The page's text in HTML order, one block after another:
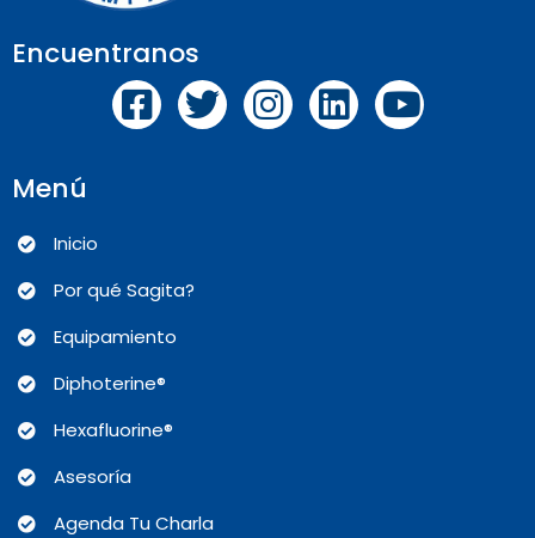
Encuentranos
Menú
Inicio
Por qué Sagita?
Equipamiento
Diphoterine®
Hexafluorine®
Asesoría
Agenda Tu Charla